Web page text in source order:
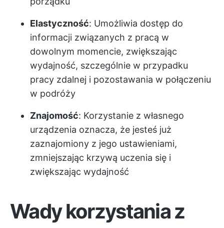
Elastyczność: Umożliwia dostęp do
informacji związanych z pracą w
dowolnym momencie, zwiększając
wydajność, szczególnie w przypadku
pracy zdalnej i pozostawania w połączeniu
w podróży
Znajomość: Korzystanie z własnego
urządzenia oznacza, że jesteś już
zaznajomiony z jego ustawieniami,
zmniejszając krzywą uczenia się i
zwiększając wydajność
Wady korzystania z